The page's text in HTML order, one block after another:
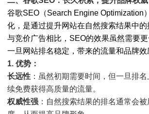
谷歌SEO（Search Engine Optimization
化，是通过提升网站在自然搜索结果中的
与竞价广告相比，SEO的效果虽然需要
一旦网站排名稳定，带来的流量和品牌效
1. 优势 ：
长远性 ：虽然初期需要时间，但一旦排
续免费获得高质量的流量。
权威性强 ：自然搜索结果的排名通常会